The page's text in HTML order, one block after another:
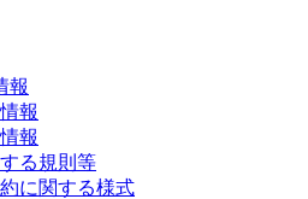
報
報
報
る規則等
に関する様式